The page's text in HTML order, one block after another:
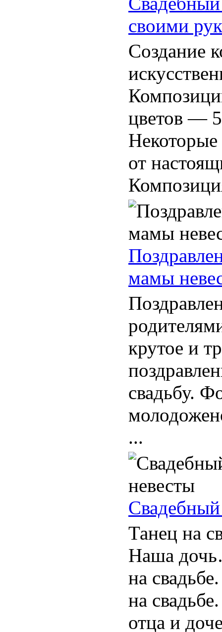
своими
Создание
цветов —
Некоторые
от
мамы
крутое и
свадьбу.
...
Свадебный
Танец на
Наша
на
на
отца и